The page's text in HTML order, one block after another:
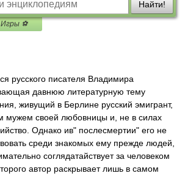
Найти!
Игры ⚽
русского писателя Владимира
давнюю литературную тему
живущий в Берлине русский эмигрант,
мужем своей любовницы и, не в силах
Однако ив" послесмертии" его не
среди знакомых ему прежде людей,
соглядатайствует за человеком
автор раскрывает лишь в самом